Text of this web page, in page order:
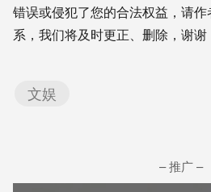
错误或侵犯了您的合法权益，请
系，我们将及时更正、删除，谢谢
文娱
– 推广 –